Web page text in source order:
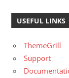
USEFUL LINKS
ThemeGrill
Support